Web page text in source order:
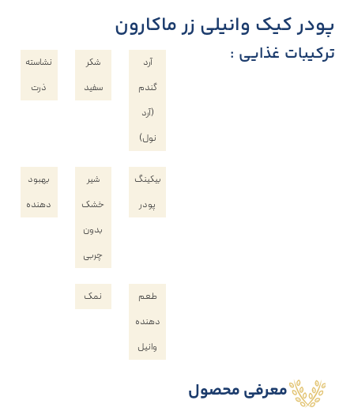
پودر کیک وانیلی زر ماکارون
ترکیبات غذایی :
آرد
گندم
(آرد
نول)
شکر
سفید
نشاسته
ذرت
بیکینگ
پودر
شیر
خشک
بدون
چربی
بهبود
دهنده
طعم
دهنده
وانیل
نمک
معرفی محصول